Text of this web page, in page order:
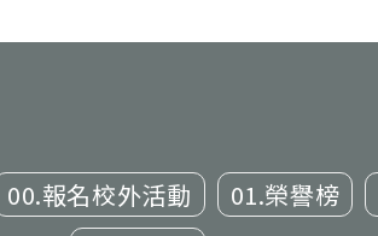
00.報名校外活動 01.榮譽榜